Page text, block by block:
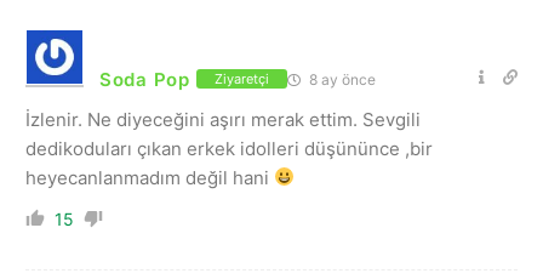
Soda Pop Ziyaretçi 8 ay önce
İzlenir. Ne diyeceğini aşırı merak ettim. Sevgili
dedikoduları çıkan erkek idolleri düşününce ,bir
heyecanlanmadım değil hani
15